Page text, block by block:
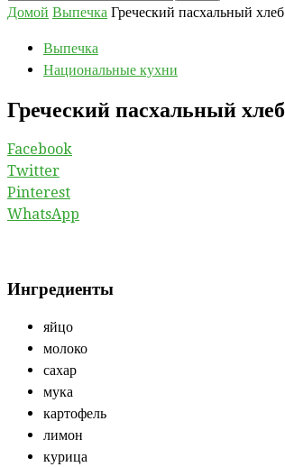
Домой Выпечка Греческий пасхальный хлеб
Выпечка
Национальные кухни
Греческий пасхальный хлеб
Facebook
Twitter
Pinterest
WhatsApp
Ингредиенты
яйцо
молоко
сахар
мука
картофель
лимон
курица